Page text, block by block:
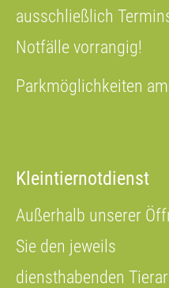
ausschließlich
Notfälle vorrangig!
Parkmöglichkeiten
Kleintiernotdienst
Außerhalb unserer
Sie den jeweils
diensthabenden